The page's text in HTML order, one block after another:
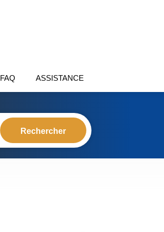
FAQ ASSISTANCE